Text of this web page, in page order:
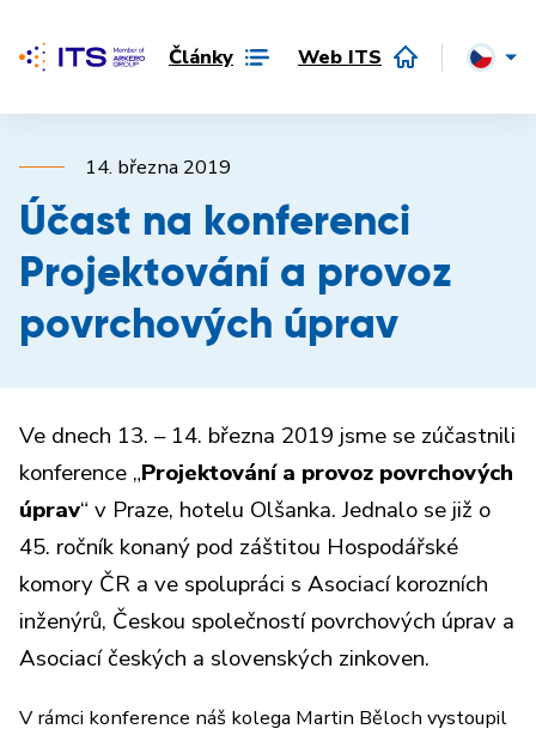
Články Web ITS
14. března 2019
Účast na konferenci
Projektování a provoz
povrchových úprav
Ve dnech 13. – 14. března 2019 jsme se zúčastnili
konference „Projektování a provoz povrchových
úprav“ v Praze, hotelu Olšanka. Jednalo se již o
45. ročník konaný pod záštitou Hospodářské
komory ČR a ve spolupráci s Asociací korozních
inženýrů, Českou společností povrchových úprav a
Asociací českých a slovenských zinkoven.
V rámci konference náš kolega Martin Běloch vystoupil